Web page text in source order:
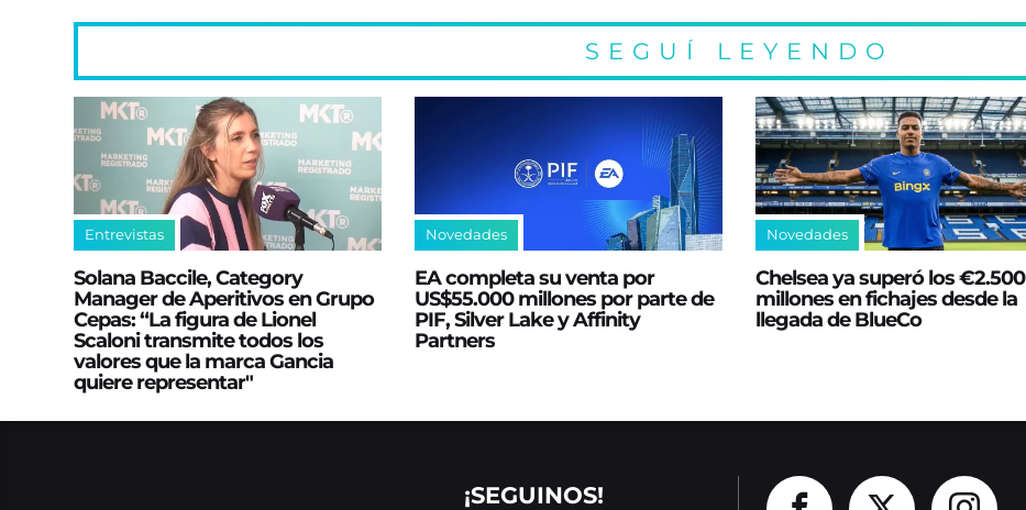
SEGUÍ LEYENDO
Entrevistas
Solana Baccile, Category
Manager de Aperitivos en Grupo
Cepas: “La figura de Lionel
Scaloni transmite todos los
valores que la marca Gancia
quiere representar"
Novedades
EA completa su venta por
US$55.000 millones por parte de
PIF, Silver Lake y Affinity
Partners
Novedades
Chelsea ya superó los €2.500
millones en fichajes desde la
llegada de BlueCo
¡SEGUINOS!